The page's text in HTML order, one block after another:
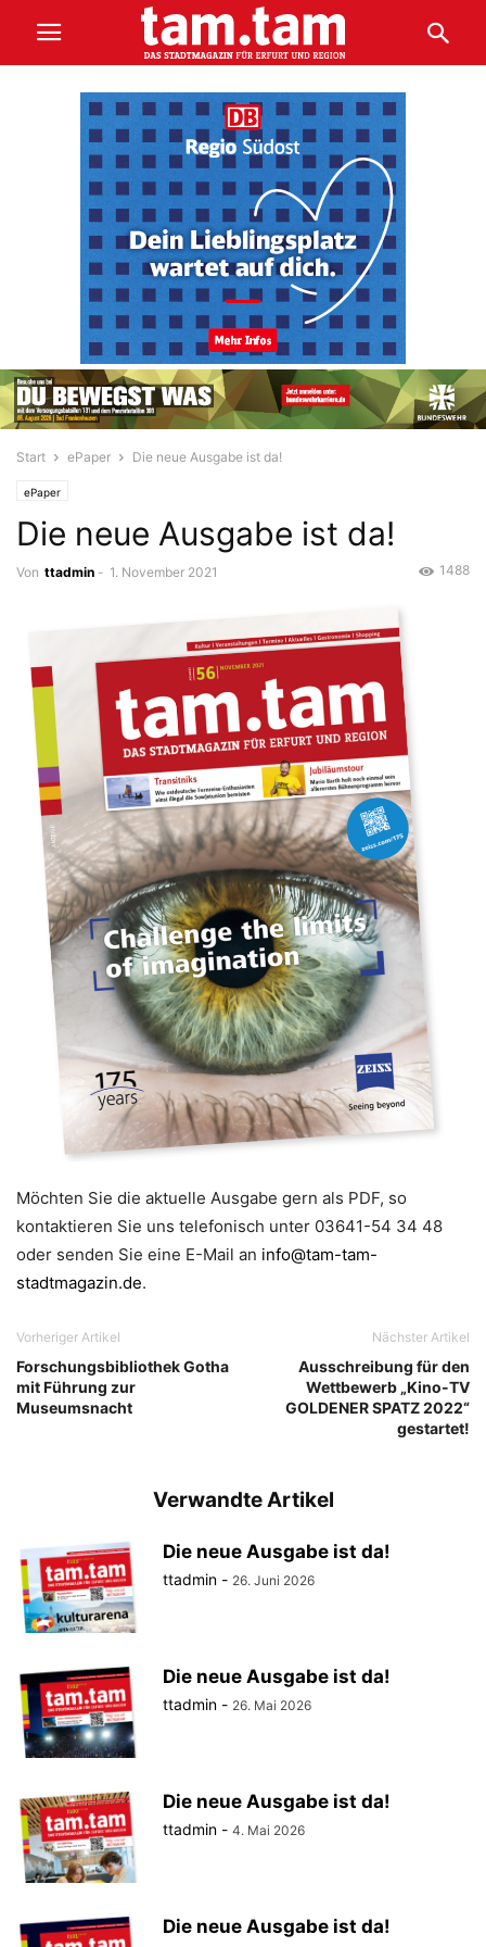
Start ePaper Die neue Ausgabe ist da!
ePaper
Die neue Ausgabe ist da!
Von ttadmin - 1. November 2021 1488
Möchten Sie die aktuelle Ausgabe gern als PDF, so
kontaktieren Sie uns telefonisch unter 03641-54 34 48
oder senden Sie eine E-Mail an info@tam-tam-
stadtmagazin.de.
Vorheriger Artikel
Forschungsbibliothek Gotha
mit Führung zur
Museumsnacht
Nächster Artikel
Ausschreibung für den
Wettbewerb „Kino-TV
GOLDENER SPATZ 2022“
gestartet!
Verwandte Artikel
Die neue Ausgabe ist da!
ttadmin - 26. Juni 2026
Die neue Ausgabe ist da!
ttadmin - 26. Mai 2026
Die neue Ausgabe ist da!
ttadmin - 4. Mai 2026
Die neue Ausgabe ist da!